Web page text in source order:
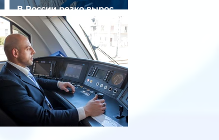
В России резко вырос
спрос на отели без звезд